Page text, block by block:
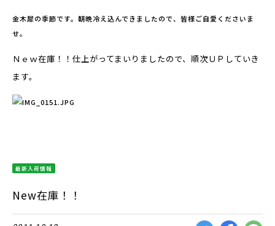
金木犀の季節です。朝晩冷え込んできましたので、皆様ご自愛くださいま
せ。
Ｎｅｗ在庫！！仕上がってまいりましたので、順次ＵＰしていき
ます。
最新入荷情報
New在庫！！